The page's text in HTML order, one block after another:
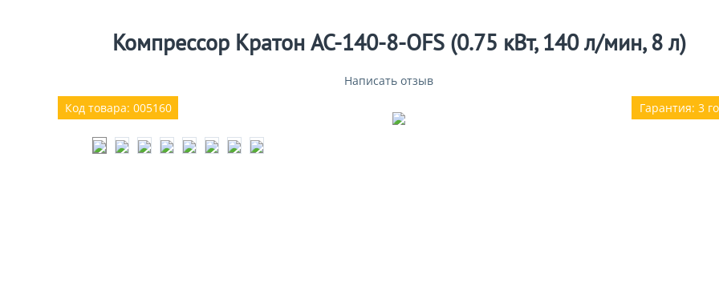
Компрессор Кратон AC-140-8-OFS (0.75 кВт, 140 л/мин, 8 л)
Написать отзыв
Гарантия: 3
Код товара: 005160